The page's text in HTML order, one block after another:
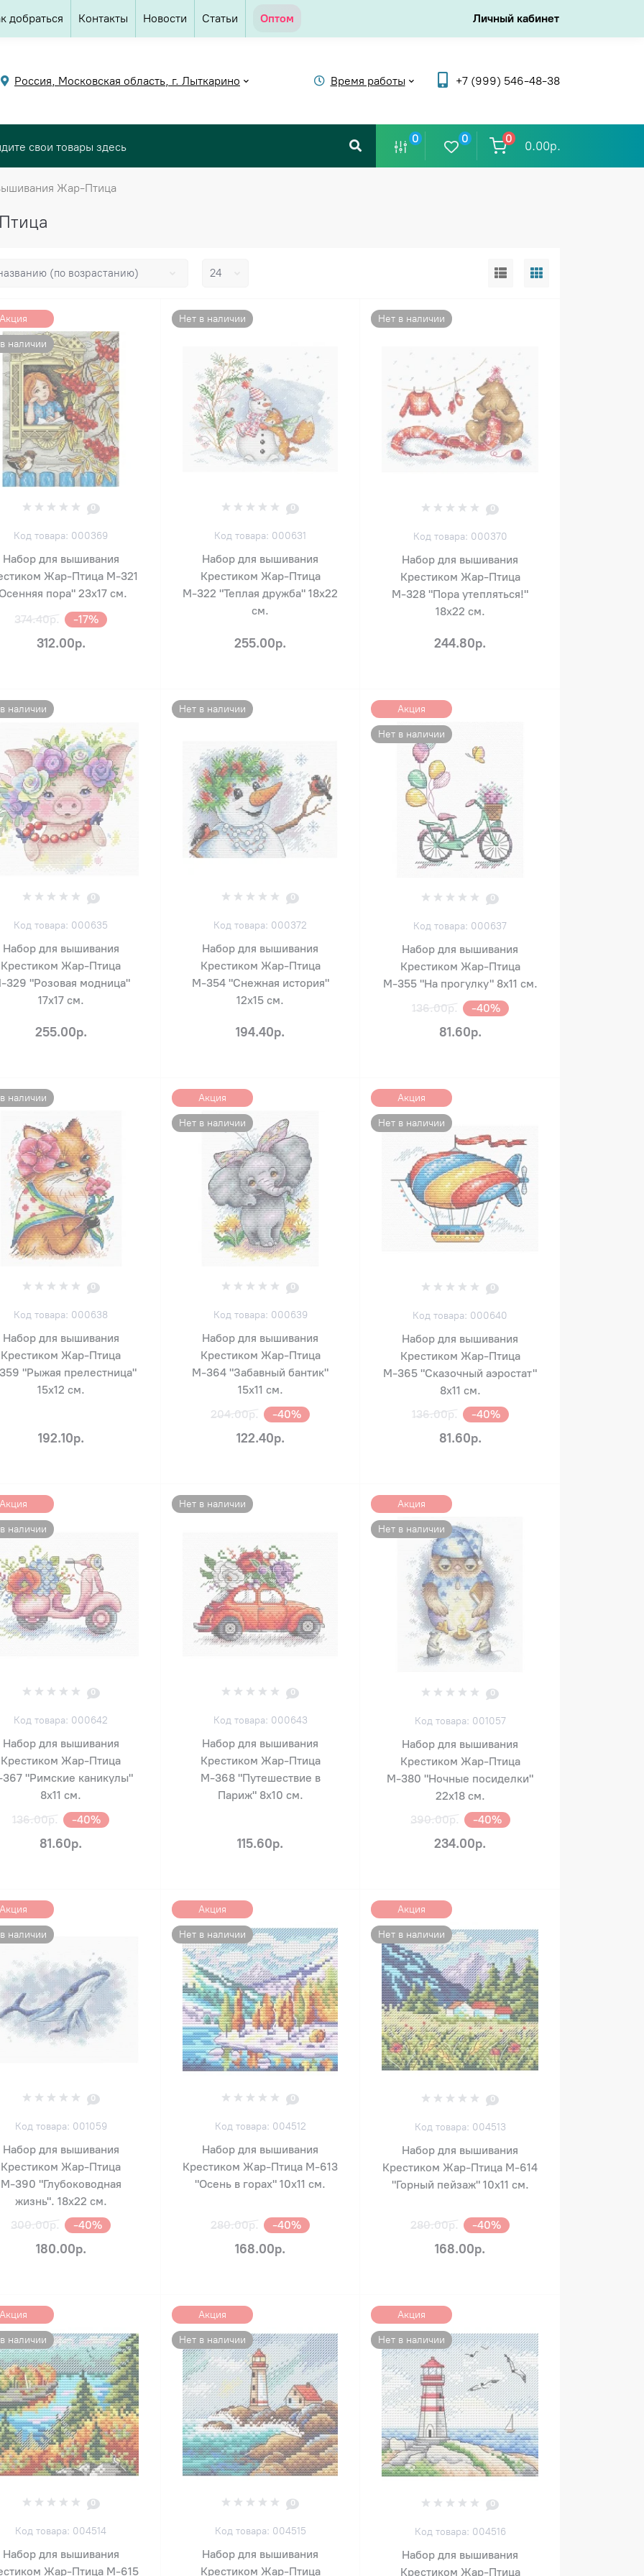
добраться Контакты Новости Статьи Оптом Личный кабинет
Россия, Московская область, г. Лыткарино Время работы +7 (999) 546-48-38
0 0 0
0.00р.
Жар-Птица
наличии
0
Код товара: 000369
Набор для вышивания
Жар-Птица М-321
пора" 23х17 см.
374.40р.
-17%
312.00р.
Нет в наличии
0
Код товара: 000631
Набор для вышивания
Крестиком Жар-Птица
М-322 "Теплая дружба" 18х22
см.
255.00р.
Нет в наличии
0
Код товара: 000370
Набор для вышивания
Крестиком Жар-Птица
М-328 "Пора утепляться!"
18х22 см.
244.80р.
наличии
0
Код товара: 000635
Набор для вышивания
Крестиком Жар-Птица
329 "Розовая модница"
17х17 см.
255.00р.
Нет в наличии
0
Код товара: 000372
Набор для вышивания
Крестиком Жар-Птица
М-354 "Снежная история"
12х15 см.
194.40р.
Акция
Нет в наличии
0
Код товара: 000637
Набор для вышивания
Крестиком Жар-Птица
М-355 "На прогулку" 8х11 см.
136.00р.
-40%
81.60р.
наличии
0
Код товара: 000638
Набор для вышивания
Крестиком Жар-Птица
"Рыжая прелестница"
15х12 см.
192.10р.
Акция
Нет в наличии
0
Код товара: 000639
Набор для вышивания
Крестиком Жар-Птица
М-364 "Забавный бантик"
15х11 см.
204.00р.
-40%
122.40р.
Акция
Нет в наличии
0
Код товара: 000640
Набор для вышивания
Крестиком Жар-Птица
М-365 "Сказочный аэростат"
8х11 см.
136.00р.
-40%
81.60р.
наличии
0
Код товара: 000642
Набор для вышивания
Крестиком Жар-Птица
"Римские каникулы"
8х11 см.
136.00р.
-40%
81.60р.
Нет в наличии
0
Код товара: 000643
Набор для вышивания
Крестиком Жар-Птица
М-368 "Путешествие в
Париж" 8х10 см.
115.60р.
Акция
Нет в наличии
0
Код товара: 001057
Набор для вышивания
Крестиком Жар-Птица
М-380 "Ночные посиделки"
22х18 см.
390.00р.
-40%
234.00р.
наличии
0
Код товара: 001059
Набор для вышивания
Крестиком Жар-Птица
М-390 "Глубоководная
жизнь". 18х22 см.
300.00р.
-40%
180.00р.
Акция
Нет в наличии
0
Код товара: 004512
Набор для вышивания
Крестиком Жар-Птица М-613
"Осень в горах" 10х11 см.
280.00р. -40%
168.00р.
Акция
Нет в наличии
0
Код товара: 004513
Набор для вышивания
Крестиком Жар-Птица М-614
"Горный пейзаж" 10х11 см.
280.00р. -40%
168.00р.
наличии
0
Код товара: 004514
Набор для вышивания
Жар-Птица М-615
Акция
Нет в наличии
0
Код товара: 004515
Набор для вышивания
Крестиком Жар-Птица
Акция
Нет в наличии
0
Код товара: 004516
Набор для вышивания
Крестиком Жар-Птица